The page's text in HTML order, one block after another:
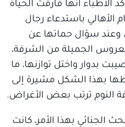
الأطباء أنها فارقت الحياة
باستدعاء رجال
سؤال حماتها عن
الجميلة من الشرفة،
بدوار واختل توازنها، ما
بهذا الشكل مشيرة إلى
النوم ترتب بعض الأغراض.
الجنائي بهذا الأمر، كانت